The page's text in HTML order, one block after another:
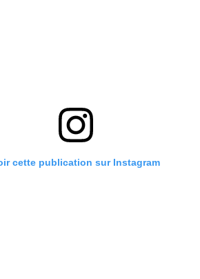
cette publication sur Instagram